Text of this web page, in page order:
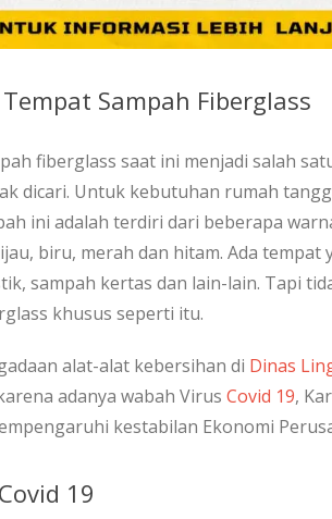
Sampah Fiberglass
fiberglass saat ini menjadi salah
dicari. Untuk kebutuhan rumah
ini adalah terdiri dari beberapa
biru, merah dan hitam. Ada
sampah kertas dan lain-lain. Tapi
khusus seperti itu.
alat-alat kebersihan di Dinas
adanya wabah Virus Covid 19,
kestabilan Ekonomi
19